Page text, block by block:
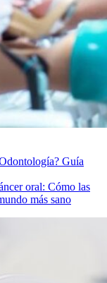
Guía
oral: Cómo las
más sano